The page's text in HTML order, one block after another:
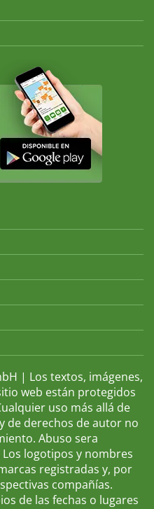
| Los textos, imágenes,
web están protegidos
uso más allá de
de derechos de autor no
Abuso sera
logotipos y nombres
registradas y, por
compañías.
de las fechas o lugares